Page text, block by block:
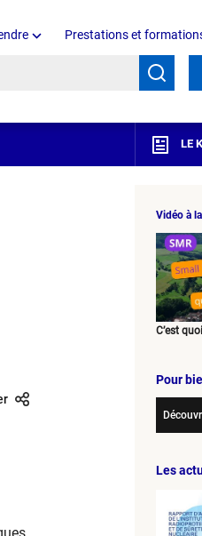
Prestations et
LE
Vidéo à
C’est
Pour
Les